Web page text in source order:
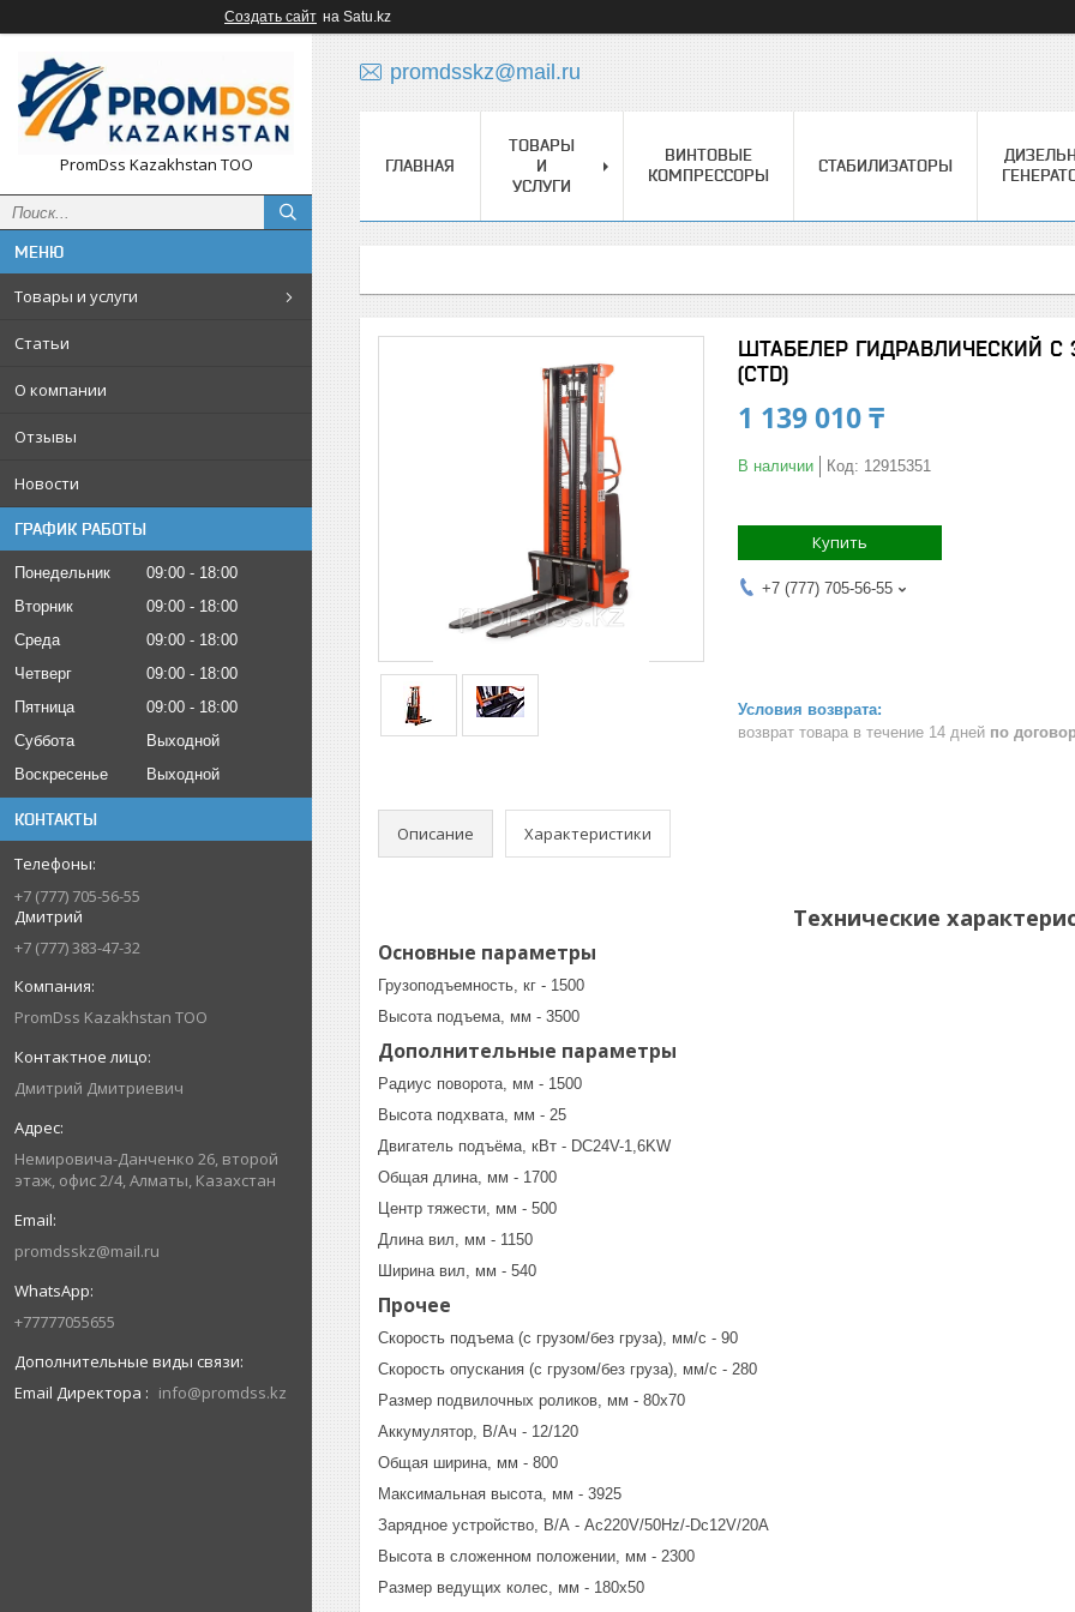
Создать сайт на Satu.kz
PromDss Kazakhstan TOO
Товары и услуги
Статьи
О компании
Отзывы
Новости
ГРАФИК РАБОТЫ
Понедельник 09:00
18:00
Вторник
09:00
18:00
Среда
09:00
18:00
Четверг
09:00
18:00
Пятница
09:00
18:00
Суббота
Выходной
Воскресенье
Выходной
КОНТАКТЫ
+7 (777) 705-56-55
Дмитрий
+7 (777) 383-47-32
PromDss Kazakhstan TOO
Дмитрий Дмитриевич
Немировича-Данченко 26, второй
этаж, офис 2/4, Алматы, Казахстан
promdsskz@mail.ru
+77777055655
Email Директора info@promdss.kz
promdsskz@mail.ru
ГЛАВНАЯ
ТОВАРЫ
И
УСЛУГИ
ВИНТОВЫЕ
КОМПРЕССОРЫ
СТАБИЛИЗАТОРЫ
ШТАБЕЛЕР ГИДРАВЛИЧЕСКИЙ С
(CTD)
1 139 010 ₸
В наличии Код: 12915351
Купить
+7 (777) 705-56-55
возврат товара в течение 14 дней по
Описание Характеристики
Технические
Основные параметры
Грузоподъемность, кг - 1500
Высота подъема, мм - 3500
Дополнительные параметры
Радиус поворота, мм - 1500
Высота подхвата, мм - 25
Двигатель подъёма, кВт - DC24V-1,6KW
Общая длина, мм - 1700
Центр тяжести, мм - 500
Длина вил, мм - 1150
Ширина вил, мм - 540
Прочее
Скорость подъема (с грузом/без груза), мм/с - 90
Скорость опускания (с грузом/без груза), мм/с - 280
Размер подвилочных роликов, мм - 80х70
Аккумулятор, В/Ач - 12/120
Общая ширина, мм - 800
Максимальная высота, мм - 3925
Зарядное устройство, В/А - Ac220V/50Hz/-Dc12V/20A
Высота в сложенном положении, мм - 2300
Размер ведущих колес, мм - 180х50